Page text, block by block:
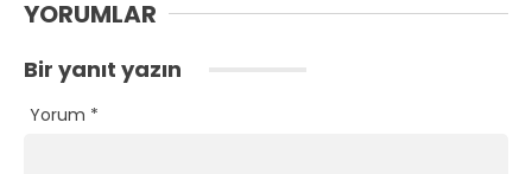
YORUMLAR
Bir yanıt yazın
Yorum *